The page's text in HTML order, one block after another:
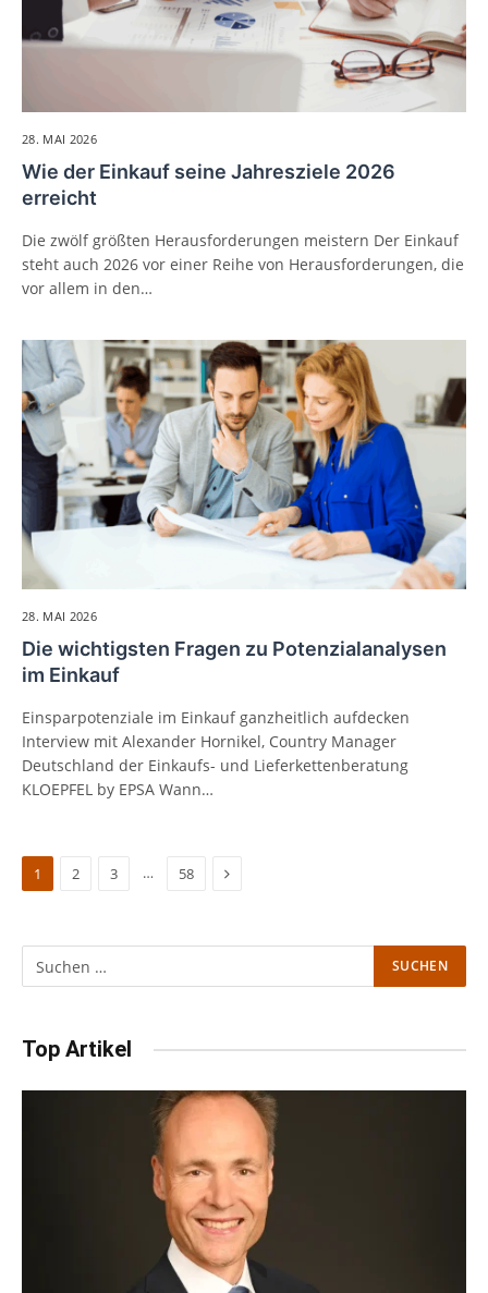
28. MAI 2026
Wie der Einkauf seine Jahresziele 2026
erreicht
Die zwölf größten Herausforderungen meistern Der Einkauf
steht auch 2026 vor einer Reihe von Herausforderungen, die
vor allem in den…
28. MAI 2026
Die wichtigsten Fragen zu Potenzialanalysen
im Einkauf
Einsparpotenziale im Einkauf ganzheitlich aufdecken
Interview mit Alexander Hornikel, Country Manager
Deutschland der Einkaufs- und Lieferkettenberatung
KLOEPFEL by EPSA Wann…
1 2 3 … 58 Next
Top Artikel